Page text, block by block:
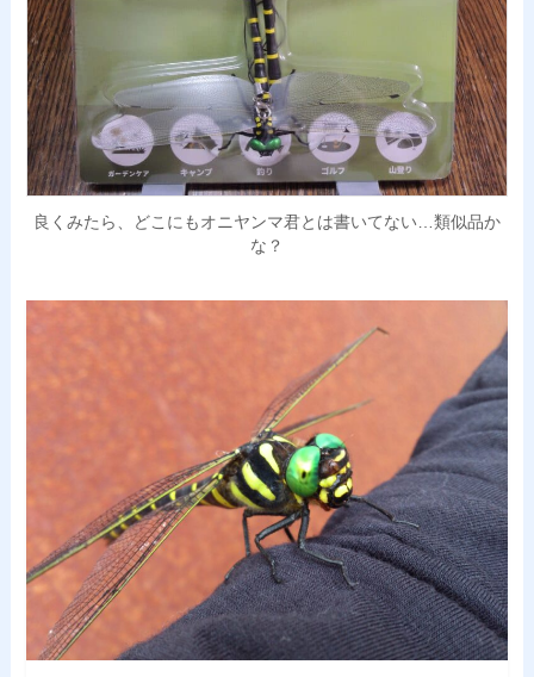
良くみたら、どこにもオニヤンマ君とは書いてない…類似品か
な？